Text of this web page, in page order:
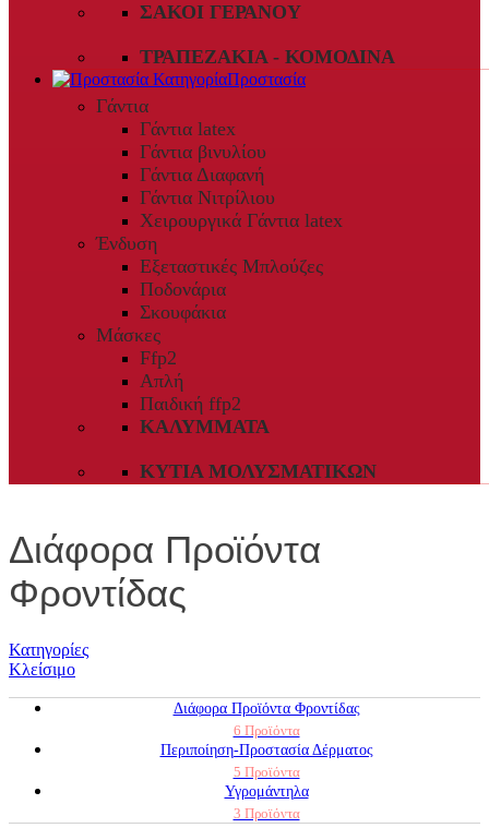
ΣΆΚΟΙ ΓΕΡΑΝΟΎ
ΤΡΑΠΕΖΆΚΙΑ - ΚΟΜΟΔΊΝΑ
Προστασία
Γάντια
Γάντια latex
Γάντια βινυλίου
Γάντια Διαφανή
Γάντια Νιτρίλιου
Χειρουργικά Γάντια latex
Ένδυση
Εξεταστικές Μπλούζες
Ποδονάρια
Σκουφάκια
Μάσκες
Ffp2
Απλή
Παιδική ffp2
ΚΑΛΎΜΜΑΤΑ
ΚΥΤΊΑ ΜΟΛΥΣΜΑΤΙΚΏΝ
Διάφορα Προϊόντα
Φροντίδας
Κατηγορίες
Κλείσιμο
Διάφορα Προϊόντα Φροντίδας
6 Προϊόντα
Περιποίηση-Προστασία Δέρματος
5 Προϊόντα
Υγρομάντηλα
3 Προϊόντα